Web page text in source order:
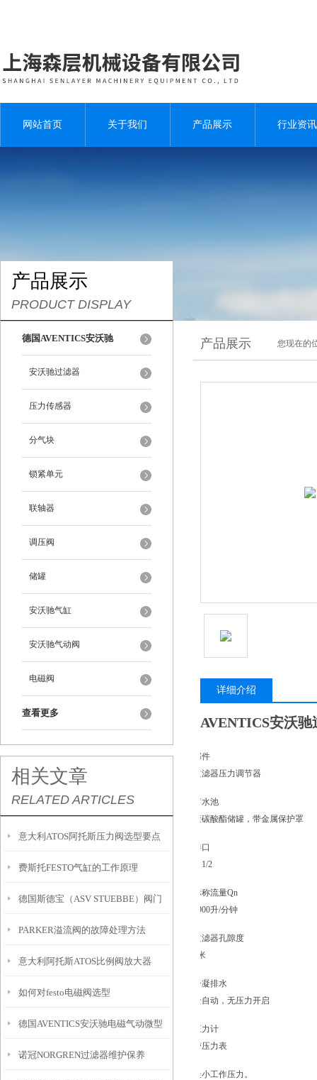
网站首页 关于我们 产品展示 行业资讯
产品展示
PRODUCT DISPLAY
德国AVENTICS安沃驰
安沃驰过滤器
压力传感器
分气块
锁紧单元
联轴器
调压阀
储罐
安沃驰气缸
安沃驰气动阀
电磁阀
查看更多
相关文章
RELATED ARTICLES
意大利ATOS阿托斯压力阀选型要点
费斯托FESTO气缸的工作原理
德国斯德宝（ASV STUEBBE）阀门
技术资料概览
PARKER溢流阀的故障处理方法
意大利阿托斯ATOS比例阀放大器
如何对festo电磁阀选型
德国AVENTICS安沃驰电磁气动微型
滑阀工作原理
诺冠NORGREN过滤器维护保养
产品展示 您现在的
详细介绍
AVENTICS安沃驰
部件
过滤器压力调节器
蓄水池
聚碳酸酯储罐，带金属保护罩
港口
G 1/2
标称流量Qn
6900升/分钟
过滤器孔隙度
5米
冷凝排水
全自动，无压力开启
压力计
带压力表
最小工作压力。